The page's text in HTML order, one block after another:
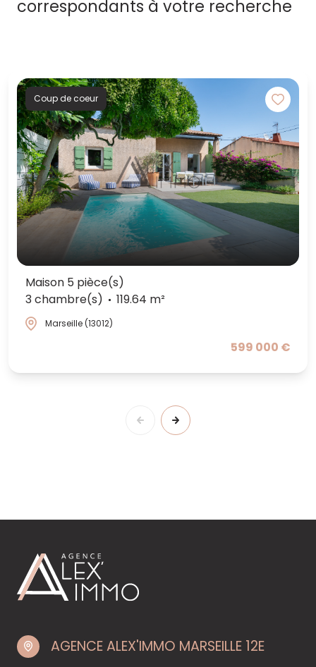
correspondants à votre recherche
Coup de coeur
Maison 5 pièce(s)
3 chambre(s)
119.64 m²
Marseille (13012)
599 000 €
AGENCE ALEX'IMMO MARSEILLE 12E